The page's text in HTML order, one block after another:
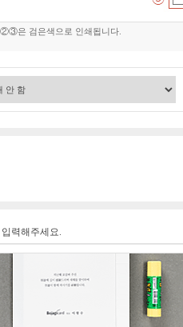
은 검은색으로 인쇄됩니다.
력해주세요.